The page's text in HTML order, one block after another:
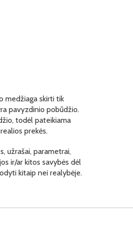
medžiaga skirti tik
pavyzdinio pobūdžio.
todėl pateikiama
prekės.
užrašai, parametrai,
ir/ar kitos savybės dėl
kitaip nei realybėje.